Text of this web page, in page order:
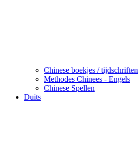
Chinese boekjes / tijdschriften
Methodes Chinees - Engels
Chinese Spellen
Duits